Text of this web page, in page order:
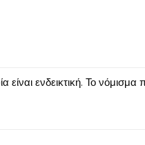
ενδεικτική. Το